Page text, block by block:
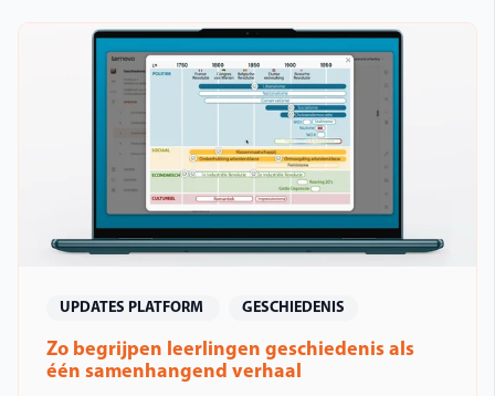
UPDATES PLATFORM GESCHIEDENIS
Zo begrijpen leerlingen geschiedenis als
één samenhangend verhaal